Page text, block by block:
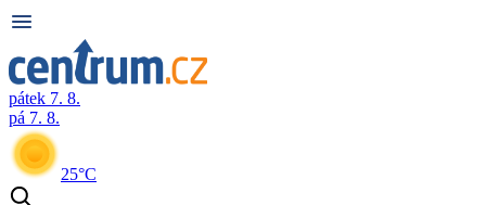
pátek 7. 8.
pá 7. 8.
25°C